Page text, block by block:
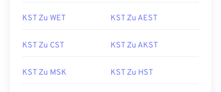
KST Zu WET KST Zu AEST
KST Zu CST KST Zu AKST
KST Zu MSK KST Zu HST